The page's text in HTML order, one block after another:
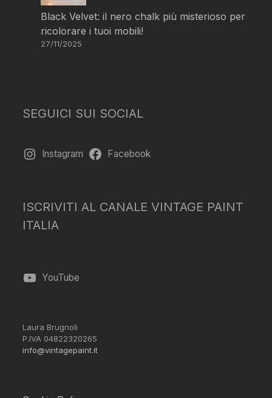
Black Velvet: il nero chalk più misterioso per
ricolorare i tuoi mobili!
27/11/2025
SEGUICI SUI SOCIAL
Instagram Facebook
ISCRIVITI AL CANALE VINTAGE PAINT
ITALIA
YouTube
Laura Brugnoli
P.IVA 04822320265
info@vintagepaint.it